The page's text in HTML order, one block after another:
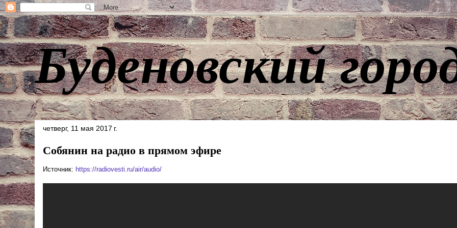
Буденовский
четверг, 11 мая 2017 г.
Собянин на радио в прямом эфире
Источник: https://radiovesti.ru/air/audio/